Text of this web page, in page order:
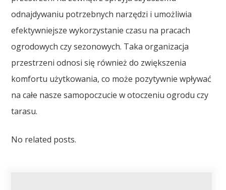
odnajdywaniu potrzebnych narzędzi i umożliwia
efektywniejsze wykorzystanie czasu na pracach
ogrodowych czy sezonowych. Taka organizacja
przestrzeni odnosi się również do zwiększenia
komfortu użytkowania, co może pozytywnie wpływać
na całe nasze samopoczucie w otoczeniu ogrodu czy
tarasu.
No related posts.